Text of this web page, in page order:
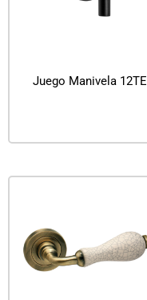
Juego Manivela 12TE